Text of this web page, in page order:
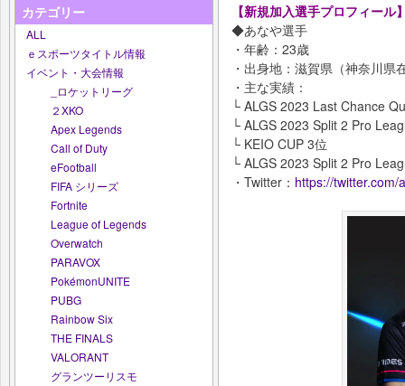
カテゴリー
ALL
ｅスポーツタイトル情報
イベント・大会情報
_ロケットリーグ
２XKO
Apex Legends
Call of Duty
eFootball
FIFA シリーズ
Fortnite
League of Legends
Overwatch
PARAVOX
PokémonUNITE
PUBG
Rainbow Six
THE FINALS
VALORANT
グランツーリスモ
【新規加入選手プロフィール
◆あなや選手
・年齢：23歳
・出身地：滋賀県（神奈川県
・主な実績：
└ ALGS 2023 Last Chance
└ ALGS 2023 Split 2 Pro
└ KEIO CUP 3位
└ ALGS 2023 Split 2 Pro
・Twitter： https://twitter.com/